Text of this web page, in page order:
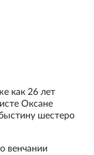
как 26 лет
Оксане
шестеро
венчании